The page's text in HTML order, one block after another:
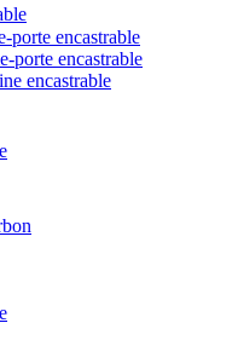
porte encastrable
porte encastrable
encastrable